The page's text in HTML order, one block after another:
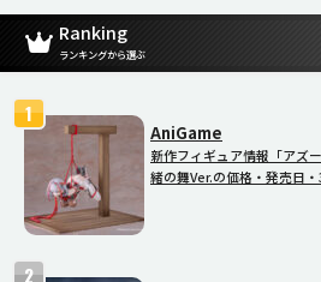
Ranking
ランキングから選ぶ
AniGame
新作フィギュア情報「アズ
緒の舞Ver.の価格・発売日